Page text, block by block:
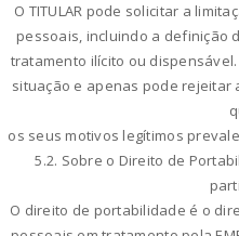
O TITULAR pode solicitar a
pessoais, incluindo a definição
tratamento ilícito ou
situação e apenas pode rejeitar
os seus motivos legítimos
5.2. Sobre o Direito de
O direito de portabilidade é o